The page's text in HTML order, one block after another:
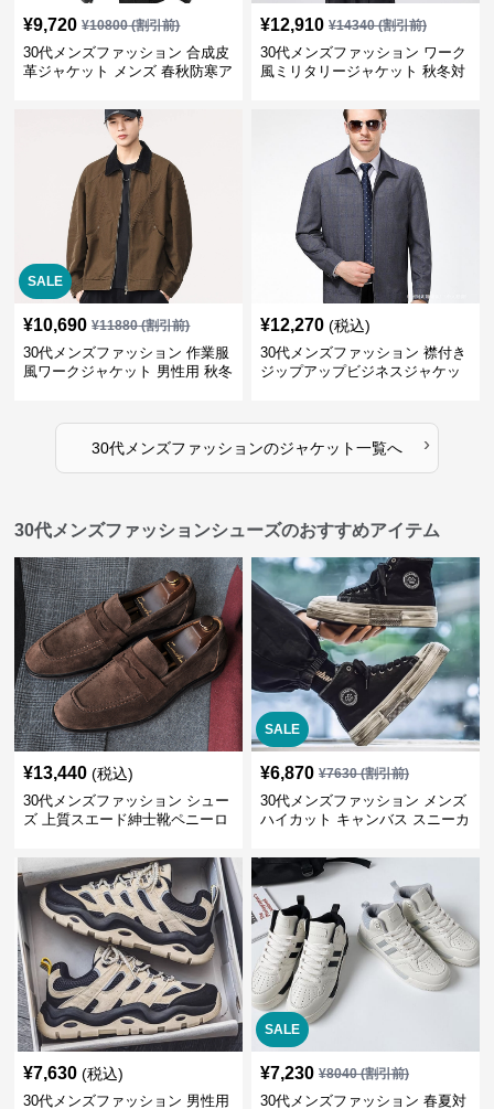
¥9,720 ¥10800(割引前)
30代メンズファッション 合成皮
革ジャケット メンズ 春秋防寒ア
¥12,910 ¥14340(割引前)
30代メンズファッション ワーク
風ミリタリージャケット 秋冬対
SALE
¥10,690 ¥11880(割引前)
30代メンズファッション 作業服
風ワークジャケット 男性用 秋冬
¥12,270 (税込)
30代メンズファッション 襟付き
ジップアップビジネスジャケッ
30代メンズファッションのジャケット一覧へ ›
30代メンズファッションシューズのおすすめアイテム
¥13,440 (税込)
30代メンズファッション シュー
ズ 上質スエード紳士靴ペニーロ
SALE
¥6,870 ¥7630(割引前)
30代メンズファッション メンズ
ハイカット キャンバス スニーカ
¥7,630 (税込)
30代メンズファッション 男性用
SALE
¥7,230 ¥8040(割引前)
30代メンズファッション 春夏対